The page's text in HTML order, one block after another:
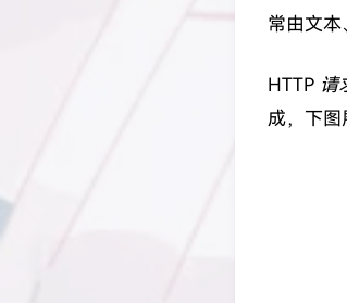
常由文本
HTTP 请
成，下图